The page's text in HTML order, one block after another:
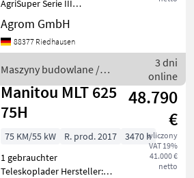
AgriSuper Serie III
108KW/145PS, EU Stufe IV
(T4f), T1A, JCB EcoMAX
Motor der Abgasstufe IV mit
Powershiftgetriebe; 40km/
Agrom GmbH
88377 Riedhausen
Maszyny budowlane /
JCB
3 dni
online
Manitou MLT 625
75H
48.790
€
wliczony
VAT 19%
41.000 €
netto
75 KM/55 kW R. prod. 2017
3470 h
1 gebrauchter
Teleskoplader Hersteller: